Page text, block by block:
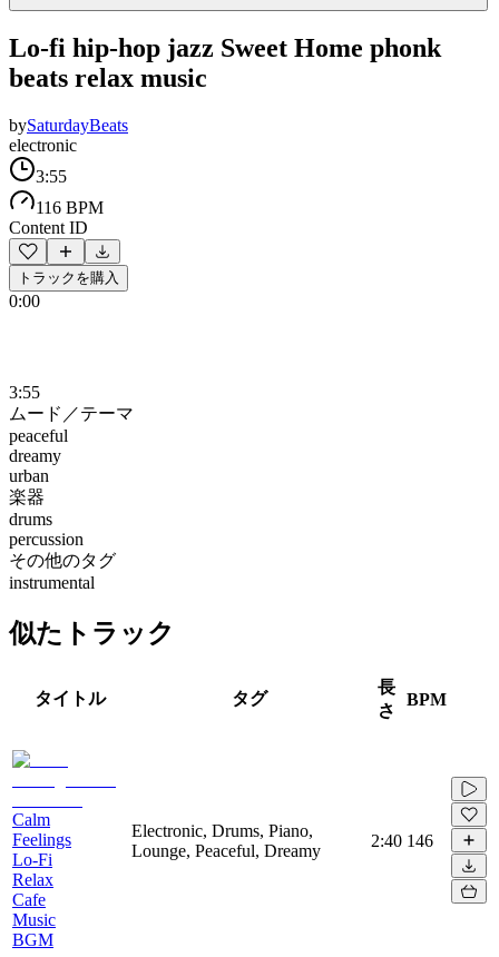
Lo-fi hip-hop jazz Sweet Home phonk
beats relax music
bySaturdayBeats
electronic
3:55
116 BPM
Content ID
トラックを購入
0:00
3:55
ムード／テーマ
peaceful
dreamy
urban
楽器
drums
percussion
その他のタグ
instrumental
似たトラック
タイトル タグ
長
さ
BPM
Calm
Feelings
Lo-Fi
Relax
Cafe
Music
BGM
Electronic, Drums, Piano,
Lounge, Peaceful, Dreamy
2:40 146